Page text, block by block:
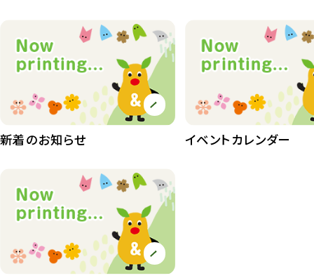
407
植物園長の庭
植物園 その他 423
83
イベント
園内の様子
新着のお知らせ イベントカレンダー